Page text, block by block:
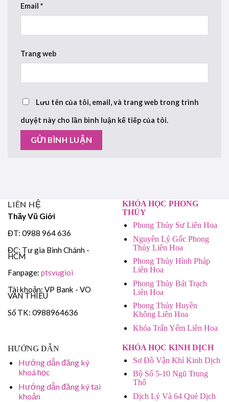
Email *
Trang web
Lưu tên của tôi, email, và trang web trong trình
duyệt này cho lần bình luận kế tiếp của tôi.
LIÊN HỆ
Thầy Vũ Giới
ĐT: 0988 964 636
ĐC: Tư gia Bình Chánh -
HCM
Fanpage: ptsvugioi
Tài khoản: VP Bank - VO
VAN THIEU
Số TK: 0988964636
HƯỚNG DẪN
Hướng dẫn đăng ký
khoá học
Hướng dẫn đăng ký tại
khoản
KHÓA HỌC PHONG
THỦY
Phong Thủy Sư Liên Hoa
Nguyên Lý Gốc Phong
Thủy Liên Hoa
Phong Thủy Hình Pháp
Liên Hoa
Phong Thủy Bát Trạch
Liên Hoa
Phong Thủy Huyền
Không Liên Hoa
Khóa Trấn Yểm Liên Hoa
KHÓA HỌC KINH DỊCH
Sơ Đồ Vận Khí Kinh Dịch
Bộ Số 5-10 Ngũ Trung
Thổ
Dịch Lý Và 64 Quẻ Dịch